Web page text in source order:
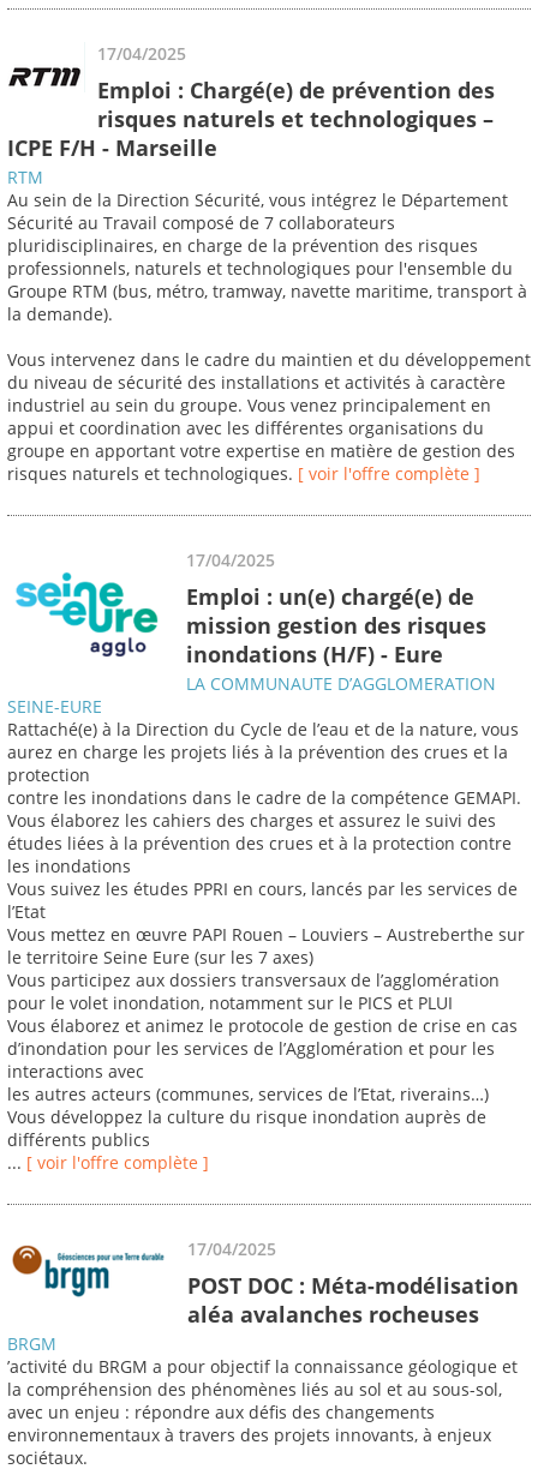
17/04/2025
Emploi : Chargé(e) de prévention des
risques naturels et technologiques –
ICPE F/H - Marseille
RTM
Au sein de la Direction Sécurité, vous intégrez le Département
Sécurité au Travail composé de 7 collaborateurs
pluridisciplinaires, en charge de la prévention des risques
professionnels, naturels et technologiques pour l'ensemble du
Groupe RTM (bus, métro, tramway, navette maritime, transport à
la demande).
Vous intervenez dans le cadre du maintien et du développement
du niveau de sécurité des installations et activités à caractère
industriel au sein du groupe. Vous venez principalement en
appui et coordination avec les différentes organisations du
groupe en apportant votre expertise en matière de gestion des
risques naturels et technologiques. [ voir l'offre complète ]
17/04/2025
Emploi : un(e) chargé(e) de
mission gestion des risques
inondations (H/F) - Eure
LA COMMUNAUTE D’AGGLOMERATION
SEINE-EURE
Rattaché(e) à la Direction du Cycle de l’eau et de la nature, vous
aurez en charge les projets liés à la prévention des crues et la
protection
contre les inondations dans le cadre de la compétence GEMAPI.
Vous élaborez les cahiers des charges et assurez le suivi des
études liées à la prévention des crues et à la protection contre
les inondations
Vous suivez les études PPRI en cours, lancés par les services de
l’Etat
Vous mettez en œuvre PAPI Rouen – Louviers – Austreberthe sur
le territoire Seine Eure (sur les 7 axes)
Vous participez aux dossiers transversaux de l’agglomération
pour le volet inondation, notamment sur le PICS et PLUI
Vous élaborez et animez le protocole de gestion de crise en cas
d’inondation pour les services de l’Agglomération et pour les
interactions avec
les autres acteurs (communes, services de l’Etat, riverains…)
Vous développez la culture du risque inondation auprès de
différents publics
... [ voir l'offre complète ]
17/04/2025
POST DOC : Méta-modélisation
aléa avalanches rocheuses
BRGM
’activité du BRGM a pour objectif la connaissance géologique et
la compréhension des phénomènes liés au sol et au sous-sol,
avec un enjeu : répondre aux défis des changements
environnementaux à travers des projets innovants, à enjeux
sociétaux.